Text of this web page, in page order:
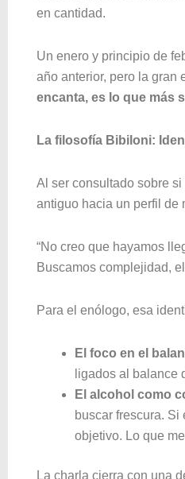
en cantidad.
Un enero y principio de
año anterior, pero la gran
encanta, es lo que más
La filosofía Bibiloni:
Al ser consultado sobre
antiguo hacia un perfil de
“No creo que hayamos
Buscamos complejidad,
Para el enólogo, esa
El foco en el
ligados al balance
El alcohol como
buscar frescura. Si
objetivo. Lo que
La charla cierra con una